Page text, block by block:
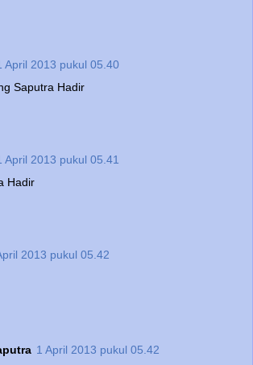
April 2013 pukul 05.40
Saputra Hadir
April 2013 pukul 05.41
Hadir
2013 pukul 05.42
1 April 2013 pukul 05.42